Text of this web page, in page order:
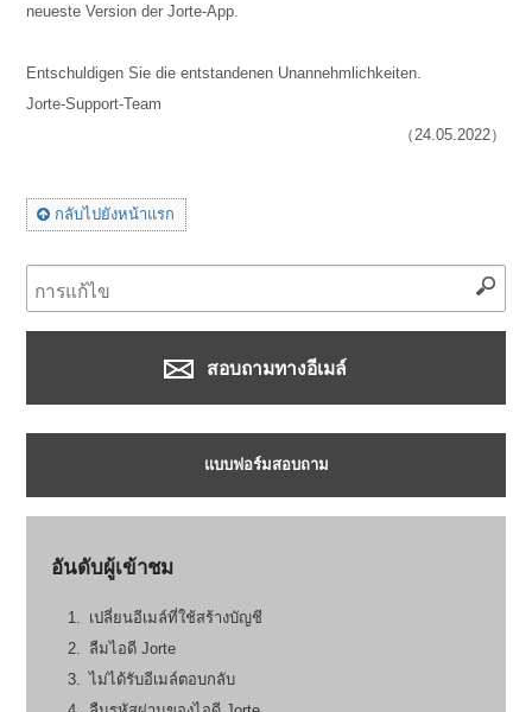
neueste Version der Jorte-App.
Entschuldigen Sie die entstandenen Unannehmlichkeiten.
Jorte-Support-Team
（24.05.2022）
กลับไปยังหน้าแรก
สอบถามทางอีเมล์
แบบฟอร์มสอบถาม
อันดับผู้เข้าชม
เปลี่ยนอีเมล์ที่ใช้สร้างบัญชี
ลืมไอดี Jorte
ไม่ได้รับอีเมล์ตอบกลับ